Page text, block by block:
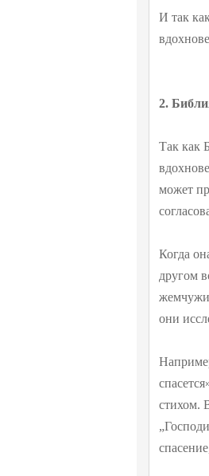
И так
2.
Так как
может
Когда
другом
они
стихом.